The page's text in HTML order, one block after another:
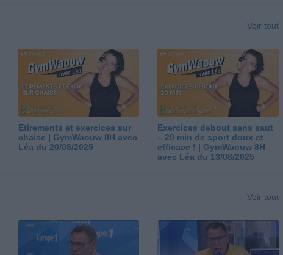
Voir tout
Étirements et exercices sur
chaise | GymWaouw 8H avec
Léa du 20/08/2025
Exercices debout sans saut
– 20 min de sport doux et
efficace ! | GymWaouw 8H
avec Léa du 13/08/2025
Voir tout